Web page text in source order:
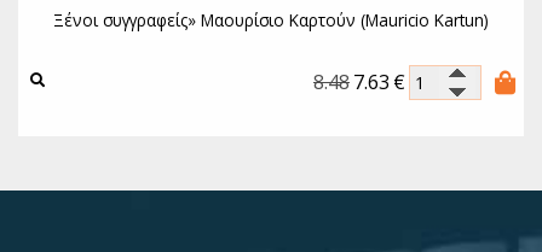
Ξένοι συγγραφείς» Μαουρίσιο Καρτούν (Mauricio Kartun)
8.487.63 €